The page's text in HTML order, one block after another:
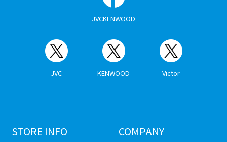
JVCKENWOOD
JVC KENWOOD Victor
STORE INFO COMPANY